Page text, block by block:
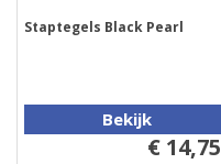
Staptegels Black Pearl
Bekijk
€ 14,75